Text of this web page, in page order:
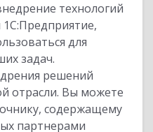
технологий
для
задач.
решений
отрасли. Вы можете
содержащему
партнерами